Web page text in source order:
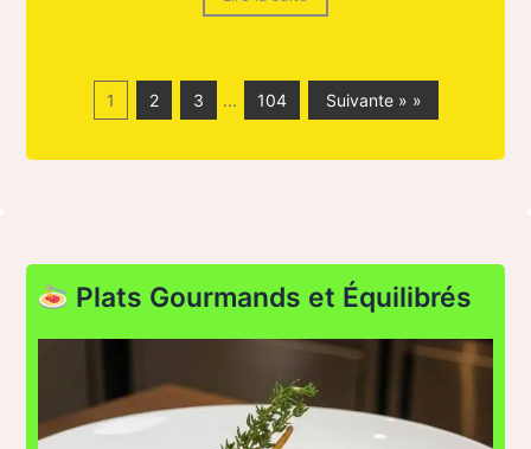
1 2 3 … 104 Suivante » »
Plats Gourmands et Équilibrés